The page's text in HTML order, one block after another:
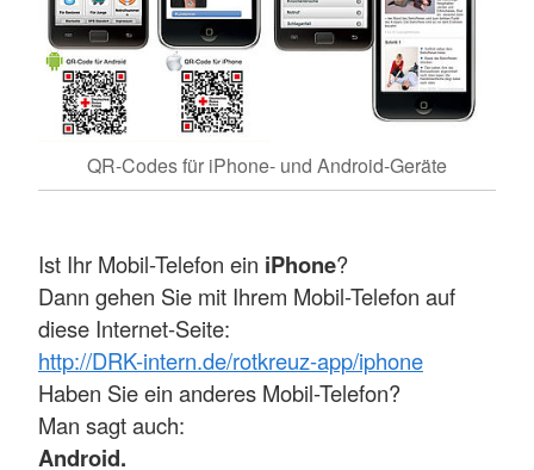
QR-Codes für iPhone- und Android-Geräte
Ist Ihr Mobil-Telefon ein iPhone?
Dann gehen Sie mit Ihrem Mobil-Telefon auf
diese Internet-Seite:
http://DRK-intern.de/rotkreuz-app/iphone
Haben Sie ein anderes Mobil-Telefon?
Man sagt auch:
Android.